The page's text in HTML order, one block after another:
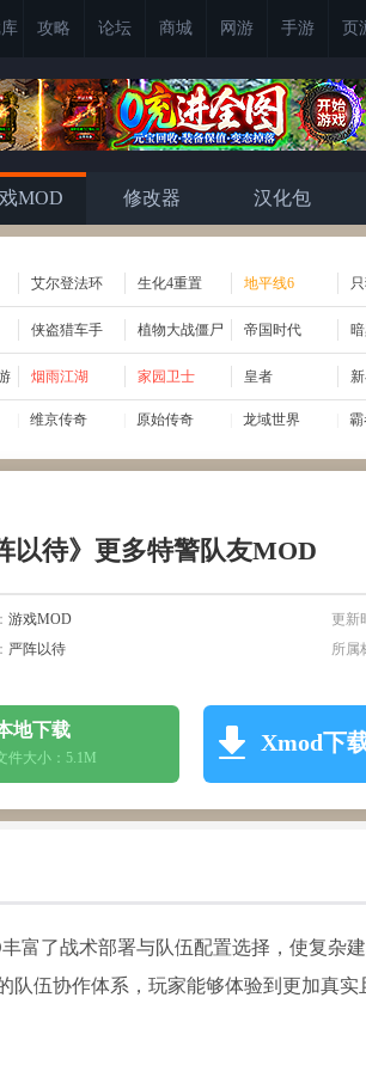
攻略 论坛 商城 网游 手游 页
MOD 修改器 汉化包
艾尔登法环 生化4重置 地平线6
侠盗猎车手 植物大战僵尸 帝国时代
烟雨江湖 家园卫士 皇者
维京传奇 原始传奇 龙域世界
以待》更多特警队友MOD
游戏MOD 更新
严阵以待 所属
地下载
件大小：5.1M
Xmod下
富了战术部署与队伍配置选择，使复杂
队伍协作体系，玩家能够体验到更加真实